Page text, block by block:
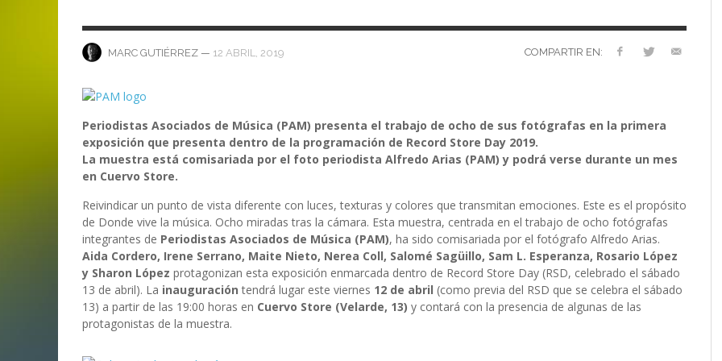
‘DEUS EX MACHINA’ – PRIMERAS
IMPRESIONES
LIV KRISTINE – ‘RIVER OF DIAMONDS’
EN PROFUNDIDAD
MARC GUTIÉRREZ, 11 MAYO, 2023
MUSICALES
ENTREVISTA CON LIV KRISTINE.
NAGOLD 2025
ENTREVISTA CON MICHAEL HANSEN
MARC GUTIÉRREZ, 13 ENERO, 2024
ESPAÑOL)
LIV KRISTINE – ‘RIVER OF DIAMONDS’
EN PROFUNDIDAD
LIV KRISTINE – RIVER OF DIAMONDS,
PRIMERAS IMPRESIONES
SAMSON
MARC GUTIÉRREZ 25 FEBRERO, 2019
CRIMINAL
29 AGOSTO, 2016
EMPIRE RADIO: HELLFEST 2017
JUAN ESPINOZA, 3 JUNIO, 2018
EL OCTAVO DIA: 8
3 DICIEMBRE, 2017
COMPARTIR EN:
MARC GUTIÉRREZ — 12 ABRIL, 2019
Periodistas Asociados de Música (PAM) presenta el trabajo de ocho de sus fotógrafas en la primera
exposición que presenta dentro de la programación de Record Store Day 2019.
La muestra está comisariada por el foto periodista Alfredo Arias (PAM) y podrá verse durante un mes
en Cuervo Store.
Reivindicar un punto de vista diferente con luces, texturas y colores que transmitan emociones. Este es el propósito
de Donde vive la música. Ocho miradas tras la cámara. Esta muestra, centrada en el trabajo de ocho fotógrafas
integrantes de Periodistas Asociados de Música (PAM), ha sido comisariada por el fotógrafo Alfredo Arias.
Aida Cordero, Irene Serrano, Maite Nieto, Nerea Coll, Salomé Sagüillo, Sam L. Esperanza, Rosario López
y Sharon López protagonizan esta exposición enmarcada dentro de Record Store Day (RSD, celebrado el sábado
13 de abril). La inauguración tendrá lugar este viernes 12 de abril (como previa del RSD que se celebra el sábado
13) a partir de las 19:00 horas en Cuervo Store (Velarde, 13) y contará con la presencia de algunas de las
protagonistas de la muestra.